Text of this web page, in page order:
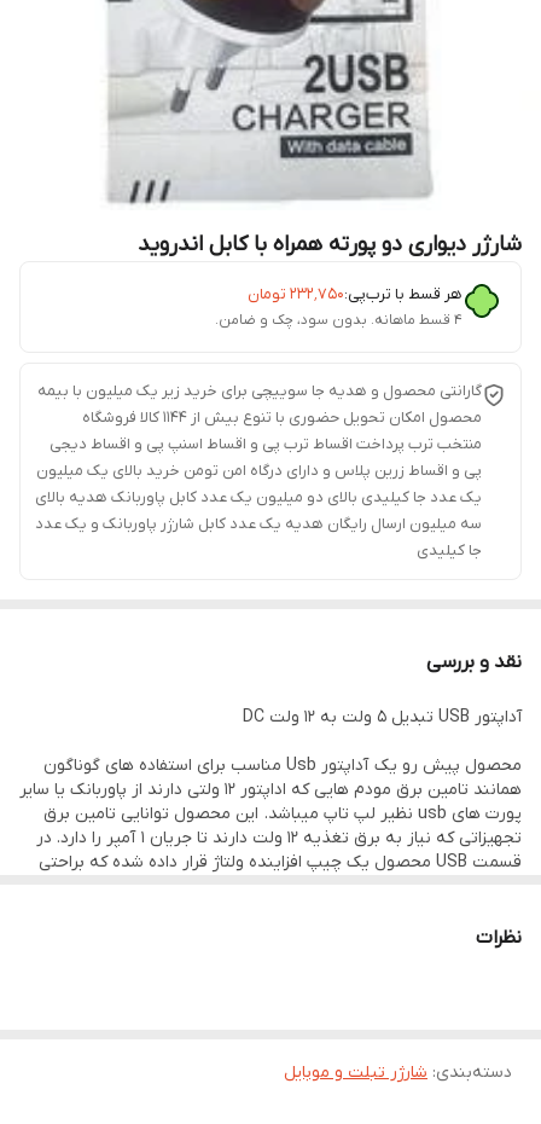
شارژر دیواری دو پورته همراه با کابل اندروید
هر قسط با ترب‌پی:۲۳۲٬۷۵۰ تومان
۴ قسط ماهانه. بدون سود، چک و ضامن.
گارانتی محصول و هدیه جا سوییچی برای خرید زیر یک میلیون با بیمه
محصول امکان تحویل حضوری با تنوع بیش از 1144 کالا فروشگاه
منتخب ترب پرداخت اقساط ترب پی و اقساط اسنپ پی و اقساط دیجی
پی و اقساط زرین پلاس و دارای درگاه امن تومن خرید بالای یک میلیون
یک عدد جا کیلیدی بالای دو میلیون یک عدد کابل پاوربانک هدیه بالای
سه میلیون ارسال رایگان هدیه یک عدد کابل شارژر پاوربانک و یک عدد
جا کیلیدی
نقد و بررسی
آداپتور USB تبدیل 5 ولت به 12 ولت DC
محصول پیش رو یک آداپتور Usb مناسب برای استفاده های گوناگون
همانند تامین برق مودم هایی که اداپتور ۱۲ ولتی دارند از پاوربانک یا سایر
پورت های usb نظیر لپ تاپ میباشد. این محصول توانایی تامین برق
تجهیزاتی که نیاز به برق تغذیه 12 ولت دارند تا جریان 1 آمپر را دارد. در
قسمت USB محصول یک چیپ افزاینده ولتاژ قرار داده شده که براحتی
-روشن کردن مودم های رومیزی با پاوربانک
نظرات
دسته‌بندی: شارژر تبلت و موبایل